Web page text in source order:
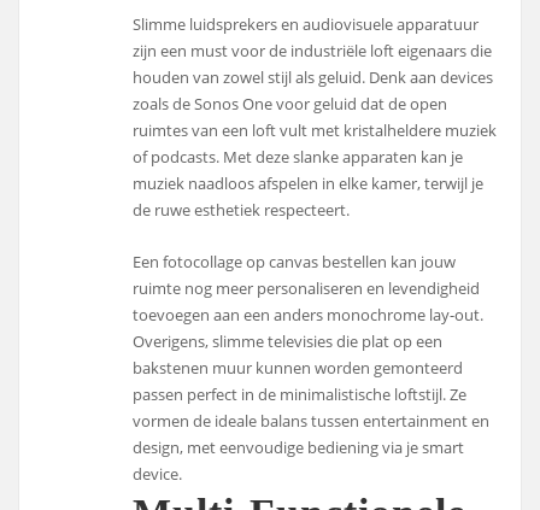
Slimme luidsprekers en audiovisuele apparatuur
zijn een must voor de industriële loft eigenaars die
houden van zowel stijl als geluid. Denk aan devices
zoals de Sonos One voor geluid dat de open
ruimtes van een loft vult met kristalheldere muziek
of podcasts. Met deze slanke apparaten kan je
muziek naadloos afspelen in elke kamer, terwijl je
de ruwe esthetiek respecteert.
Een fotocollage op canvas bestellen kan jouw
ruimte nog meer personaliseren en levendigheid
toevoegen aan een anders monochrome lay-out.
Overigens, slimme televisies die plat op een
bakstenen muur kunnen worden gemonteerd
passen perfect in de minimalistische loftstijl. Ze
vormen de ideale balans tussen entertainment en
design, met eenvoudige bediening via je smart
device.